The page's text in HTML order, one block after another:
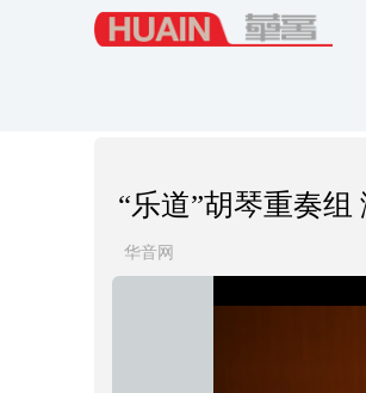
“乐道”胡琴重奏组
华音网